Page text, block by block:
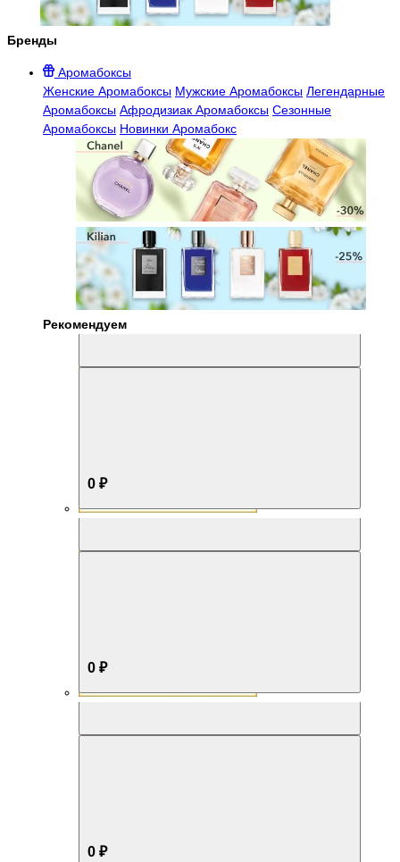
Бренды
Аромабоксы
Женские Аромабоксы Мужские Аромабоксы Легендарные
Аромабоксы Афродизиак Аромабоксы Сезонные
Аромабоксы Новинки Аромабокс
Рекомендуем
0 ₽
0 ₽
0 ₽